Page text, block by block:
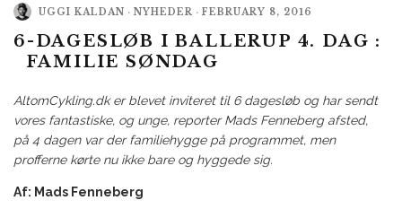
UGGI KALDAN · NYHEDER · FEBRUARY 8, 2016
6-DAGESLØB I BALLERUP 4. DAG :
FAMILIE SØNDAG
AltomCykling.dk er blevet inviteret til 6 dagesløb og har sendt
vores fantastiske, og unge, reporter Mads Fenneberg afsted,
på 4 dagen var der familiehygge på programmet, men
profferne kørte nu ikke bare og hyggede sig.
Af: Mads Fenneberg